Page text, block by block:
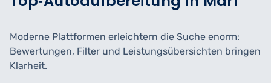
Moderne Plattformen erleichtern die Suche enorm:
Bewertungen, Filter und Leistungsübersichten bringen
Klarheit.